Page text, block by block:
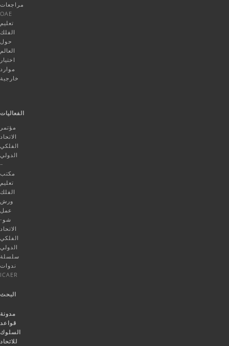
مراجعات
OAE
تعليم
الفلك
حول
العالم
اختيار
موارد
خارجية
الفعاليات
مؤتمر
الاتحاد
الفلكي
الدولي
–
مكتب
تعليم
الفلك
ورش
عمل
شو-
الاتحاد
الفلكي
الدولي
سلسلة
ندوات
ICAER
البحث
مدونة
قواعد
السلوك
للاتحاد